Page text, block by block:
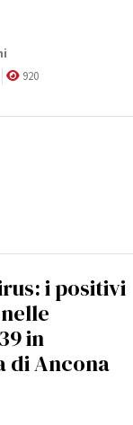
920
i positivi
in
di Ancona